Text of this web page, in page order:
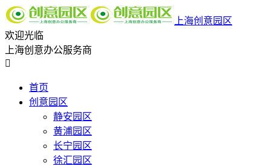
上海创意园区
欢迎光临
上海创意办公服务商

首页
创意园区
静安园区
黄浦园区
长宁园区
徐汇园区